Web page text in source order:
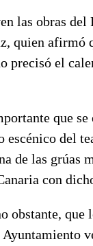
las obras
quien afirmó
el
que
del
de las grúas
con
obstante,